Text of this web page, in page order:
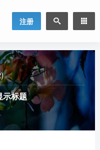
注册
示标题